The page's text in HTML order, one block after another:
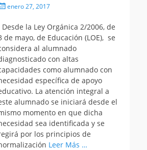
enero 27, 2017
Desde la Ley Orgánica 2/2006, de
de mayo, de Educación (LOE), se
al alumnado
con altas
como alumnado con
específica de apoyo
La atención integral a
alumnado se iniciará desde el
momento en que dicha
sea identificada y se
por los principios de
Leer Más …